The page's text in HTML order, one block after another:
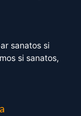
sanatos si
si sanatos,